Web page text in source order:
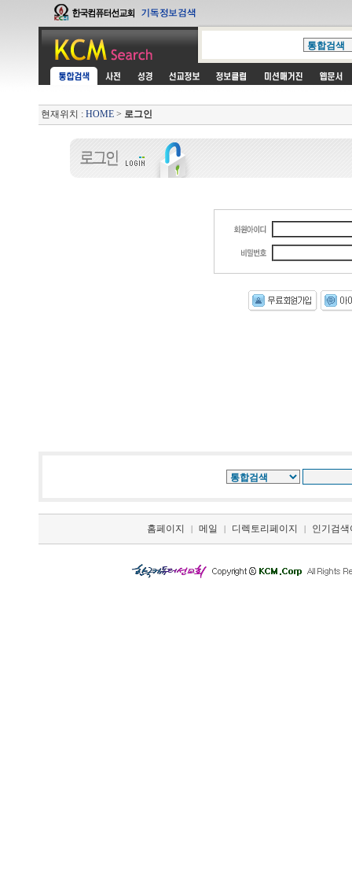
현재위치 : HOME > 로그인
홈페이지 | 메일 | 디렉토리페이지 | 인기검색